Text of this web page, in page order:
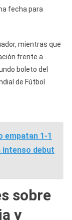
fecha para
mientras que
frente a
boleto del
de Fútbol
empatan 1-1
intenso debut
sobre
y